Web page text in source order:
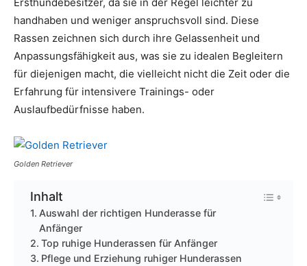
handhaben und weniger anspruchsvoll sind. Diese
Rassen zeichnen sich durch ihre Gelassenheit und
Anpassungsfähigkeit aus, was sie zu idealen Begleitern
für diejenigen macht, die vielleicht nicht die Zeit oder die
Erfahrung für intensivere Trainings- oder
Auslaufbedürfnisse haben.
Golden Retriever
Inhalt
Auswahl der richtigen Hunderasse für
Anfänger
Top ruhige Hunderassen für Anfänger
Pflege und Erziehung ruhiger Hunderassen